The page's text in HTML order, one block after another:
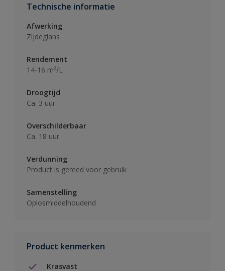
Technische informatie
Afwerking
Zijdeglans
Rendement
14-16 m²/L
Droogtijd
Ca. 3 uur
Overschilderbaar
Ca. 18 uur
Verdunning
Product is gereed voor gebruik
Samenstelling
Oplosmiddelhoudend
Product kenmerken
Krasvast